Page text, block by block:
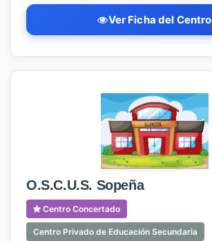
Ver Ficha del Centro
O.S.C.U.S. Sopeña
Centro Concertado
Centro Privado de Educación Secundaria